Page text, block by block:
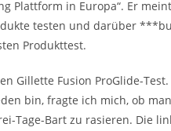
Plattform in Europa“. Er
testen und darüber
Produkttest.
Gillette Fusion ProGlide-
bin, fragte ich mich, ob
Tage-Bart zu rasieren. Die